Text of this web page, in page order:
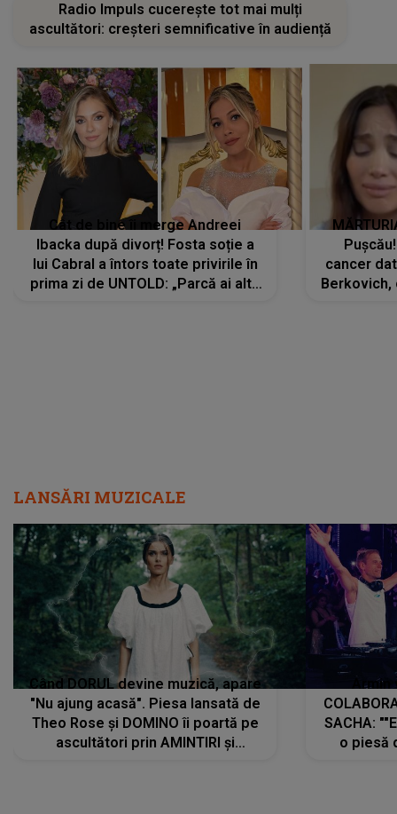
Radio Impuls cucerește tot mai mulți
ascultători: creșteri semnificative în audiență
Cât de bine îi merge Andreei
Ibacka după divorț! Fosta soție a
lui Cabral a întors toate privirile în
prima zi de UNTOLD: „Parcă ai altă
cancer
Berkovich,
LANSĂRI MUZICALE
Când DORUL devine muzică, apare
"Nu ajung acasă". Piesa lansată de
Theo Rose și DOMINO îi poartă pe
ascultători prin AMINTIRI și
SACHA:
o piesă